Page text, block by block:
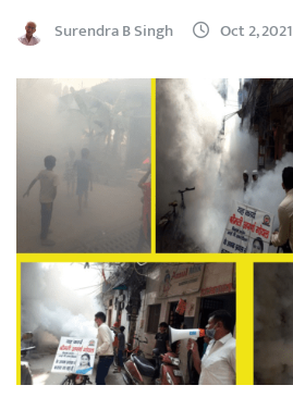
Surendra B Singh Oct 2, 2021